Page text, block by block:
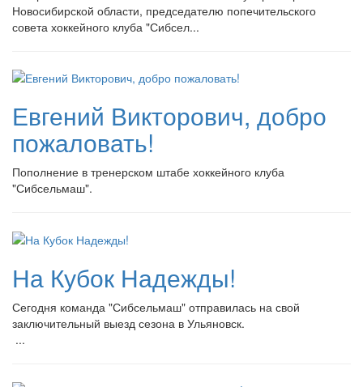
Новосибирской области, председателю попечительского
совета хоккейного клуба "Сибсел...
Евгений Викторович, добро
пожаловать!
Пополнение в тренерском штабе хоккейного клуба
"Сибсельмаш".
На Кубок Надежды!
Сегодня команда "Сибсельмаш" отправилась на свой
заключительный выезд сезона в Ульяновск.
...